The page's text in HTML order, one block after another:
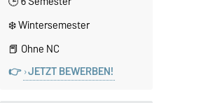
❄️ Wintersemester
📕 Ohne NC
👉 JETZT BEWERBEN!